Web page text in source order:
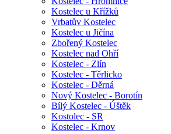
Kostelec u Křížků
Vrbatův Kostelec
Kostelec u Jičína
Zbořený Kostelec
Kostelec nad Ohří
Kostelec - Zlín
Kostelec - Těrlicko
Kostelec - Děrná
Nový Kostelec - Borotín
Bílý Kostelec - Úštěk
Kostolec - SR
Kostelec - Krnov